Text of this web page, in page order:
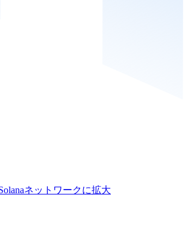
ネットワークに拡大